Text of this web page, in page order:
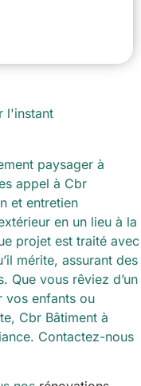
l'instant
paysager à
appel à Cbr
et entretien
en un lieu à la
projet est traité avec
mérite, assurant des
Que vous rêviez d’un
vos enfants ou
Cbr Bâtiment à
Contactez-nous